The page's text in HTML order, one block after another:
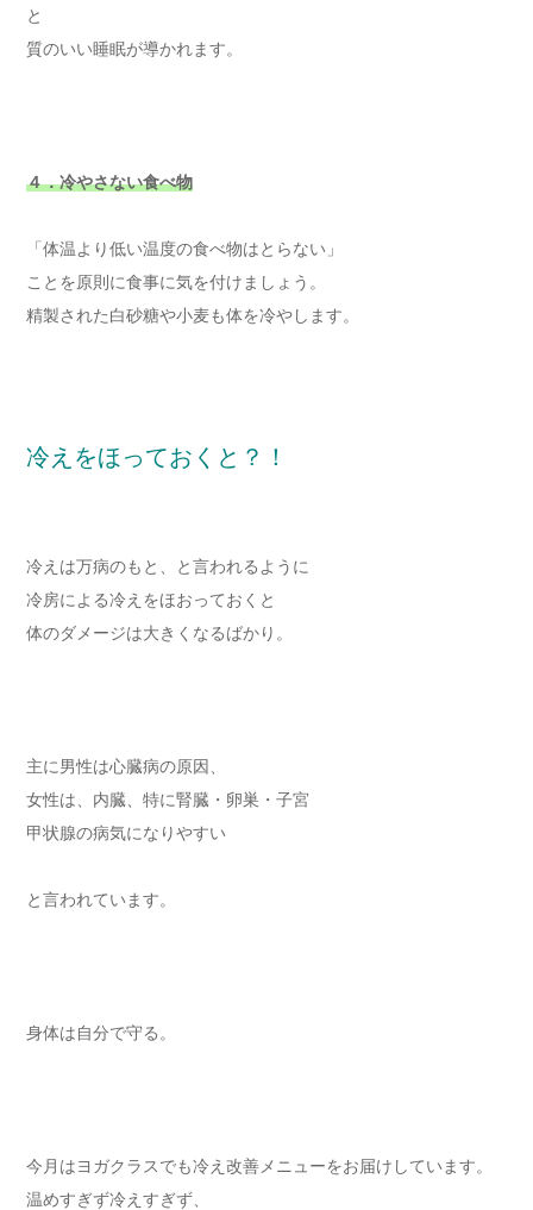
と
質のいい睡眠が導かれます。
４．冷やさない食べ物
「体温より低い温度の食べ物はとらない」
ことを原則に食事に気を付けましょう。
精製された白砂糖や小麦も体を冷やします。
冷えをほっておくと？！
冷えは万病のもと、と言われるように
冷房による冷えをほおっておくと
体のダメージは大きくなるばかり。
主に男性は心臓病の原因、
女性は、内臓、特に腎臓・卵巣・子宮
甲状腺の病気になりやすい
と言われています。
身体は自分で守る。
今月はヨガクラスでも冷え改善メニューをお届けしています。
温めすぎず冷えすぎず、